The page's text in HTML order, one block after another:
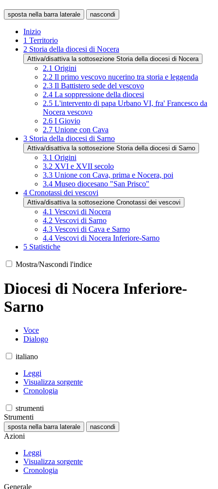
sposta nella barra laterale nascondi
Inizio
1 Territorio
2 Storia della diocesi di Nocera
Attiva/disattiva la sottosezione Storia della diocesi di Nocera
2.1 Origini
2.2 Il primo vescovo nucerino tra storia e leggenda
2.3 Il Battistero sede del vescovo
2.4 La soppressione della diocesi
2.5 L'intervento di papa Urbano VI, fra' Francesco da
Nocera vescovo
2.6 I Giovio
2.7 Unione con Cava
3 Storia della diocesi di Sarno
Attiva/disattiva la sottosezione Storia della diocesi di Sarno
3.1 Origini
3.2 XVI e XVII secolo
3.3 Unione con Cava, prima e Nocera, poi
3.4 Museo diocesano "San Prisco"
4 Cronotassi dei vescovi
Attiva/disattiva la sottosezione Cronotassi dei vescovi
4.1 Vescovi di Nocera
4.2 Vescovi di Sarno
4.3 Vescovi di Cava e Sarno
4.4 Vescovi di Nocera Inferiore-Sarno
5 Statistiche
Mostra/Nascondi l'indice
Diocesi di Nocera Inferiore-
Sarno
Voce
Dialogo
italiano
Leggi
Visualizza sorgente
Cronologia
strumenti
Strumenti
sposta nella barra laterale nascondi
Azioni
Leggi
Visualizza sorgente
Cronologia
Generale